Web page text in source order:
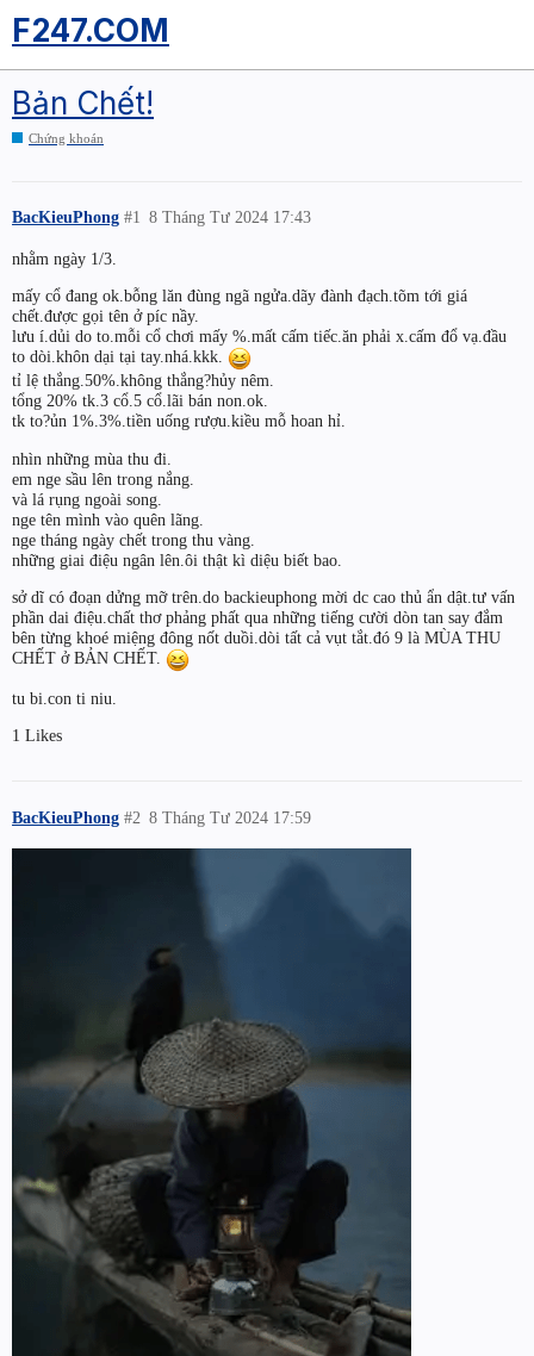
F247.COM
Bản Chết!
Chứng khoán
BacKieuPhong 8 Tháng Tư 2024 17:43
#1
nhằm ngày 1/3.
mấy cổ đang ok.bỗng lăn đùng ngã ngửa.dãy đành đạch.tõm tới giá
chết.được gọi tên ở píc nầy.
lưu í.dủi do to.mỗi cổ chơi mấy %.mất cấm tiếc.ăn phải x.cấm đổ vạ.đầu
to dòi.khôn dại tại tay.nhá.kkk.
tỉ lệ thắng.50%.không thắng?hủy nêm.
tổng 20% tk.3 cổ.5 cổ.lãi bán non.ok.
tk to?ủn 1%.3%.tiền uống rượu.kiều mỗ hoan hỉ.
nhìn những mùa thu đi.
em nge sầu lên trong nắng.
và lá rụng ngoài song.
nge tên mình vào quên lãng.
nge tháng ngày chết trong thu vàng.
những giai điệu ngân lên.ôi thật kì diệu biết bao.
sở dĩ có đoạn dửng mỡ trên.do backieuphong mời dc cao thủ ẩn dật.tư vấn
phần dai điệu.chất thơ phảng phất qua những tiếng cười dòn tan say đắm
bên từng khoé miệng đông nốt duồi.dòi tất cả vụt tắt.đó 9 là MÙA THU
CHẾT ở BẢN CHẾT.
tu bi.con ti niu.
1 Likes
BacKieuPhong 8 Tháng Tư 2024 17:59
#2